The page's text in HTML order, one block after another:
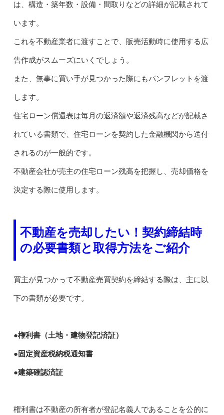
は、構造・築年数・設備・間取りなどの詳細が記載されて
います。
これを不動産業者に渡すことで、販売活動時に使用する広
告作成がスムーズにいくでしょう。
また、無事に買い手が見つかった際にもパンフレットを渡
します。
住宅ローン償還表は毎月の返済額や返済残高などが記載さ
れている書類で、住宅ローンを契約した金融機関から送付
されるのが一般的です。
不動産会社が売主の住宅ローン残高を把握し、売却価格を
決定する際に使用します。
不動産を売却したい！契約締結時
の必要書類と取得方法をご紹介
買主が見つかって不動産売買契約を締結する際は、主に以
下の書類が必要です。
●権利書（土地・建物登記済証）
●固定資産税納税通知書
●建築確認済証
権利書は不動産の所有者が登記名義人であることを公的に